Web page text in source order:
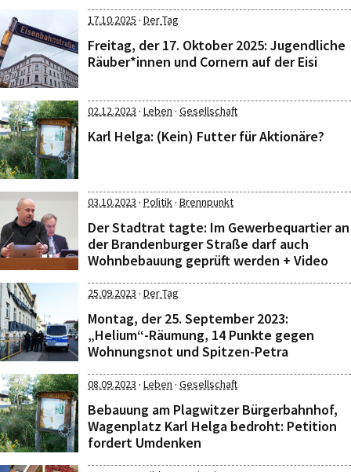
17.10.2025 · Der Tag
Freitag, der 17. Oktober 2025: Jugendliche
Räuber*innen und Cornern auf der Eisi
02.12.2023 · Leben · Gesellschaft
Karl Helga: (Kein) Futter für Aktionäre?
03.10.2023 · Politik· Brennpunkt
Der Stadtrat tagte: Im Gewerbequartier an
der Brandenburger Straße darf auch
Wohnbebauung geprüft werden + Video
25.09.2023 · Der Tag
Montag, der 25. September 2023:
„Helium“-Räumung, 14 Punkte gegen
Wohnungsnot und Spitzen-Petra
08.09.2023 · Leben · Gesellschaft
Bebauung am Plagwitzer Bürgerbahnhof,
Wagenplatz Karl Helga bedroht: Petition
fordert Umdenken